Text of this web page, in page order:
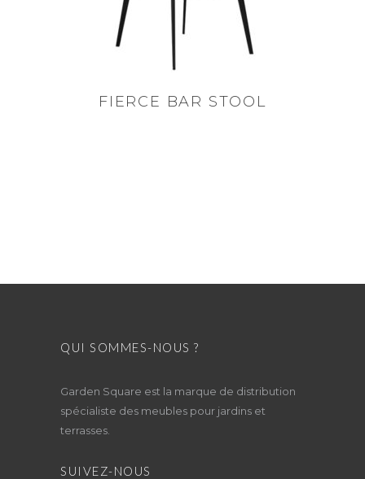
FIERCE BAR STOOL
QUI SOMMES-NOUS ?
Garden Square est la marque de distribution
spécialiste des meubles pour jardins et
terrasses.
SUIVEZ-NOUS